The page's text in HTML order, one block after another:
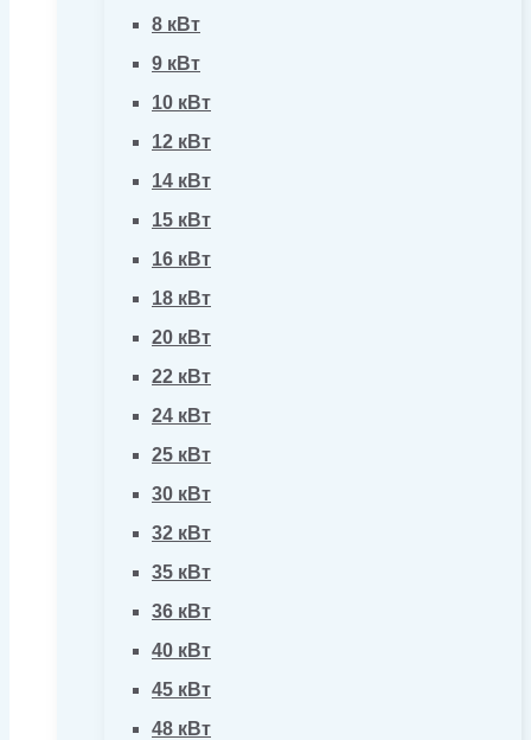
8 кВт
9 кВт
10 кВт
12 кВт
14 кВт
15 кВт
16 кВт
18 кВт
20 кВт
22 кВт
24 кВт
25 кВт
30 кВт
32 кВт
35 кВт
36 кВт
40 кВт
45 кВт
48 кВт